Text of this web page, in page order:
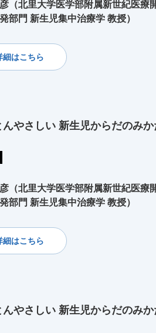
（北里大学医学部附属新世紀医療
部門 新生児集中治療学 教授）
細はこちら
んやさしい 新生児からだのみか
（北里大学医学部附属新世紀医療
部門 新生児集中治療学 教授）
細はこちら
んやさしい 新生児からだのみか